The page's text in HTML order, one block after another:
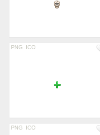
PNG ICO
PNG ICO